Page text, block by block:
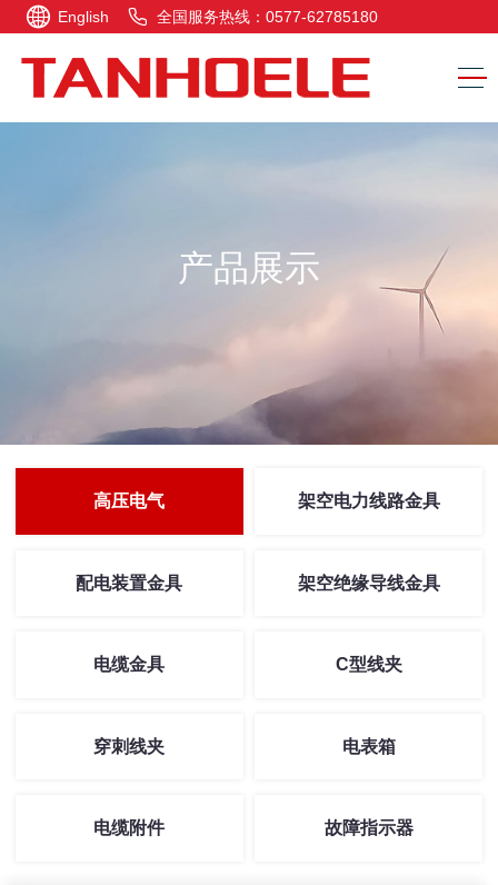
English 全国服务热线：0577-62785180
产品展示
高压电气 架空电力线路金具
配电装置金具 架空绝缘导线金具
电缆金具 C型线夹
穿刺线夹 电表箱
电缆附件 故障指示器